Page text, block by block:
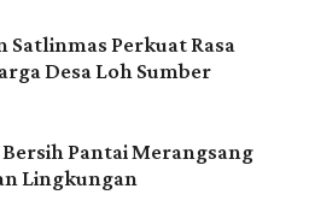
Satlinmas Perkuat Rasa
Desa Loh Sumber
Pantai Merangsang
Lingkungan